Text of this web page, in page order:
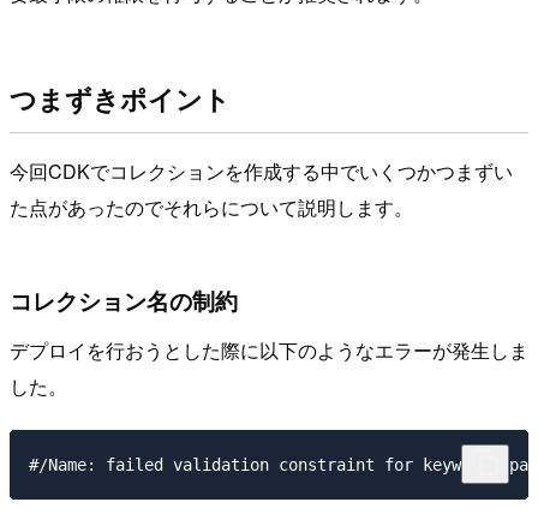
つまずきポイント
今回CDKでコレクションを作成する中でいくつかつまずい
た点があったのでそれらについて説明します。
コレクション名の制約
デプロイを行おうとした際に以下のようなエラーが発生しま
した。